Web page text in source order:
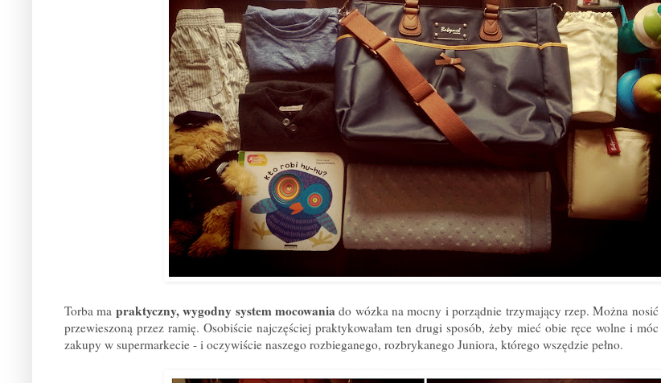
Torba ma praktyczny, wygodny system mocowania do wózka na mocny i porządnie trzymający rzep. Można
przewieszoną przez ramię. Osobiście najczęściej praktykowałam ten drugi sposób, żeby mieć obie ręce wolne i
zakupy w supermarkecie - i oczywiście naszego rozbieganego, rozbrykanego Juniora, którego wszędzie pełno.